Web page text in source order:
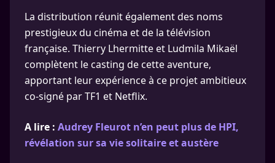
La distribution réunit également des noms
prestigieux du cinéma et de la télévision
française. Thierry Lhermitte et Ludmila Mikaël
complètent le casting de cette aventure,
apportant leur expérience à ce projet ambitieux
co-signé par TF1 et Netflix.
A lire : Audrey Fleurot n’en peut plus de HPI,
révélation sur sa vie solitaire et austère